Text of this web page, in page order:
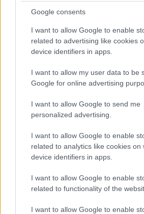
Google consents
I want to allow Google to enable
related to advertising like cookies
device identifiers in apps.
I want to allow my user data to be
Google for online advertising
I want to allow Google to send me
personalized advertising.
I want to allow Google to enable
related to analytics like cookies on
device identifiers in apps.
I want to allow Google to enable
related to functionality of the
I want to allow Google to enable
TOVÁBBRA IS KRITIKUS NAPOK
Átfogó energetikai fejlesztési
kormány.